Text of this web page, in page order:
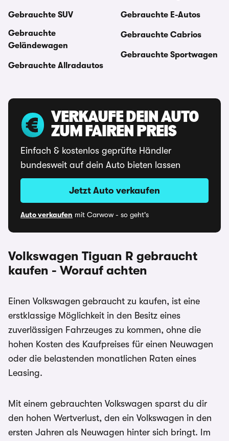
Gebrauchte SUV
Gebrauchte
Geländewagen
Gebrauchte Allradautos
Gebrauchte E-Autos
Gebrauchte Cabrios
Gebrauchte Sportwagen
VERKAUFE DEIN AUTO
ZUM FAIREN PREIS
Einfach & kostenlos geprüfte Händler
bundesweit auf dein Auto bieten lassen
Jetzt Auto verkaufen
Auto verkaufen mit Carwow - so geht's
Volkswagen Tiguan R gebraucht
kaufen - Worauf achten
Einen Volkswagen gebraucht zu kaufen, ist eine
erstklassige Möglichkeit in den Besitz eines
zuverlässigen Fahrzeuges zu kommen, ohne die
hohen Kosten des Kaufpreises für einen Neuwagen
oder die belastenden monatlichen Raten eines
Leasing.
Mit einem gebrauchten Volkswagen sparst du dir
den hohen Wertverlust, den ein Volkswagen in den
ersten Jahren als Neuwagen hinter sich bringt. Im